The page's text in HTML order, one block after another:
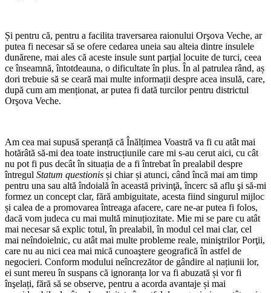
Și pentru că, pentru a facilita traversarea raionului Orşova Veche, ar
putea fi necesar să se ofere cedarea uneia sau alteia dintre insulele
dunărene, mai ales că aceste insule sunt parțial locuite de turci, ceea
ce înseamnă, întotdeauna, o dificultate în plus. În al patrulea rând, aș
dori trebuie să se ceară mai multe informații despre acea insulă, care,
după cum am menționat, ar putea fi dată turcilor pentru districtul
Orşova Veche.
Am cea mai supusă speranță că Înălțimea Voastră va fi cu atât mai
hotărâtă să-mi dea toate instrucțiunile care mi s-au cerut aici, cu cât
nu pot fi pus decât în ​​situația de a fi întrebat în prealabil despre
întregul Statum questionis și chiar și atunci, când încă mai am timp
pentru una sau altă îndoială în această privinţă, încerc să aflu şi să-mi
formez un concept clar, fără ambiguitate, acesta fiind singurul mijloc
și calea de a promovarea întreaga afacere, care ne-ar putea fi folos,
dacă vom judeca cu mai multă minuțiozitate. Mie mi se pare cu atât
mai necesar să explic totul, în prealabil, în modul cel mai clar, cel
mai neîndoielnic, cu atât mai multe probleme reale, miniştrilor Porţii,
care nu au nici cea mai mică cunoaştere geografică în astfel de
negocieri. Conform modului neîncrezător de gândire al națiunii lor,
ei sunt mereu în suspans că ignoranța lor va fi abuzată și vor fi
înşelați, fără să se observe, pentru a acorda avantaje și mai